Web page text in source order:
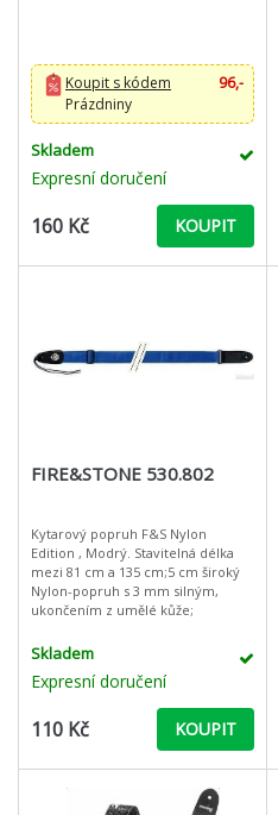
Koupit s kódem
96,-
Prázdniny
Skladem
Expresní doručení
160 Kč KOUPIT
FIRE&STONE 530.802
Kytarový popruh F&S Nylon
Edition , Modrý. Stavitelná délka
mezi 81 cm a 135 cm;5 cm široký
Nylon-popruh s 3 mm silným,
ukončením z umělé kůže;
Skladem
Expresní doručení
110 Kč KOUPIT